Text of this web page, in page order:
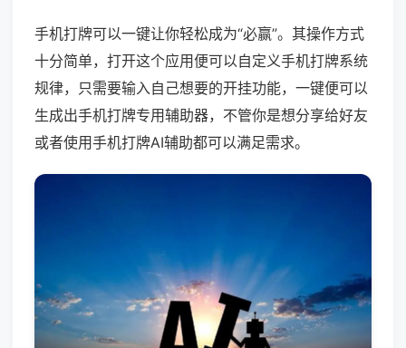
手机打牌可以一键让你轻松成为“必赢”。其操作方式
十分简单，打开这个应用便可以自定义手机打牌系统
规律，只需要输入自己想要的开挂功能，一键便可以
生成出手机打牌专用辅助器，不管你是想分享给好友
或者使用手机打牌AI辅助都可以满足需求。